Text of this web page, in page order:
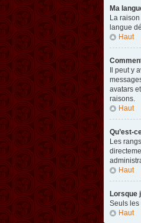
Ma
La
langue
Haut
Il peut y
avatars
raisons.
Haut
Qu’est-
Les
Haut
Lorsque
Seuls les
Haut